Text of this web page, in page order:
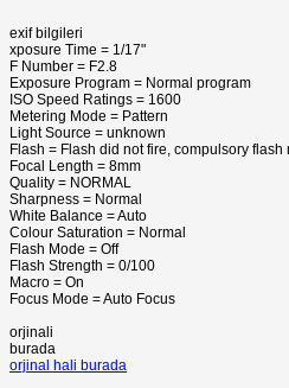
exif bilgileri
xposure Time = 1/17"
F Number = F2.8
Exposure Program = Normal program
ISO Speed Ratings = 1600
Metering Mode = Pattern
Light Source = unknown
Flash = Flash did not fire, compulsory flash
Focal Length = 8mm
Quality = NORMAL
Sharpness = Normal
White Balance = Auto
Colour Saturation = Normal
Flash Mode = Off
Flash Strength = 0/100
Macro = On
Focus Mode = Auto Focus
orjinali
burada
orjinal hali burada